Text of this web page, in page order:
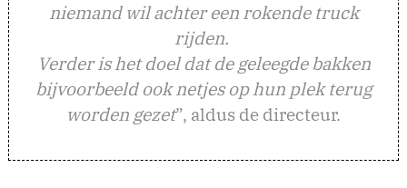
niemand wil achter een rokende truck
rijden.
Verder is het doel dat de geleegde bakken
bijvoorbeeld ook netjes op hun plek terug
worden gezet”, aldus de directeur.